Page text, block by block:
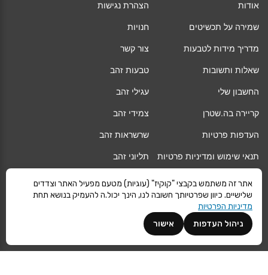
אודות
שמירה על תכשיטים
מדריך מידות לטבעות
שאלות ותשובות
החשבון שלי
קריירה בה.שטרן
העדפות פרטיות
תנאי שימוש ומדיניות פרטיות
החלפה/החזרה/ביטול עסקה
אחריות
משלוחים
הצהרת נגישות
חנויות
צור קשר
טבעות זהב
עגילי זהב
צמידי זהב
שרשראות זהב
תליוני זהב
גיפט קארד
מגזין
Vogue
קרא עוד
אתר זה משתמש בקבצי "קוקיז" (עוגיות) מטעם מפעיל האתר וצדדים
שלישיים. כיוון שפרטיותך חשובה לנו, הינך יכול.ה להעמיק בנושא תחת
מדיניות הפרטיות
אישור
ניהול העדפות